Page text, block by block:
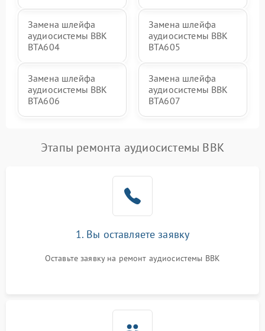
Замена шлейфа
аудиосистемы BBK
BTA604
Замена шлейфа
аудиосистемы BBK
BTA605
Замена шлейфа
аудиосистемы BBK
BTA606
Замена шлейфа
аудиосистемы BBK
BTA607
Этапы ремонта аудиосистемы BBK
1. Вы оставляете заявку
Оставьте заявку на ремонт аудиосистемы BBK